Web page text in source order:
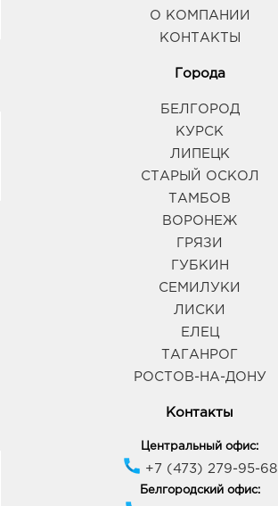
О КОМПАНИИ
КОНТАКТЫ
Города
БЕЛГОРОД
КУРСК
ЛИПЕЦК
СТАРЫЙ ОСКОЛ
ТАМБОВ
ВОРОНЕЖ
ГРЯЗИ
ГУБКИН
СЕМИЛУКИ
ЛИСКИ
ЕЛЕЦ
ТАГАНРОГ
РОСТОВ-НА-ДОНУ
Контакты
Центральный офис:
+7 (473) 279-95-68
Белгородский офис: